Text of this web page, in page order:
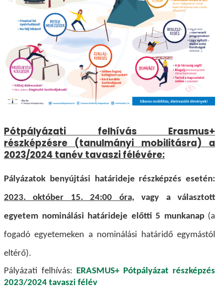
Pótpályázati felhívás Erasmus+
részképzésre (tanulmányi mobilitásra) a
2023/2024 tanév tavaszi félévére:
Pályázatok benyújtási határideje részképzés esetén:
2023. október 15. 24:00 óra, vagy a választott
egyetem nominálási határideje előtti 5 munkanap(a
fogadó egyetemeken a nominálási határidő egymástól
eltérő).
Pályázati felhívás:
ERASMUS+ Pótpályázat részképzés
2023/2024 tavaszi félév